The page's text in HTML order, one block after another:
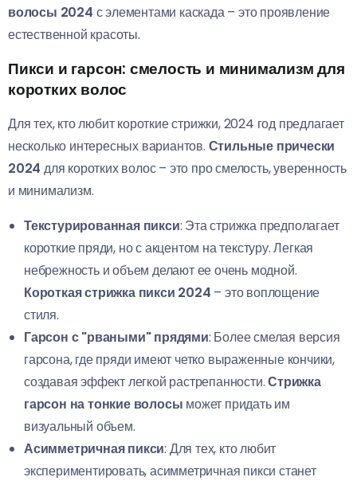
волосы 2024 с элементами каскада – это проявление
естественной красоты.
Пикси и гарсон: смелость и минимализм для
коротких волос
Для тех, кто любит короткие стрижки, 2024 год предлагает
несколько интересных вариантов. Стильные прически
2024 для коротких волос – это про смелость, уверенность
и минимализм.
Текстурированная пикси: Эта стрижка предполагает
короткие пряди, но с акцентом на текстуру. Легкая
небрежность и объем делают ее очень модной.
Короткая стрижка пикси 2024 – это воплощение
стиля.
Гарсон с "рваными" прядями: Более смелая версия
гарсона, где пряди имеют четко выраженные кончики,
создавая эффект легкой растрепанности.Стрижка
гарсон на тонкие волосы может придать им
визуальный объем.
Асимметричная пикси: Для тех, кто любит
экспериментировать, асимметричная пикси станет